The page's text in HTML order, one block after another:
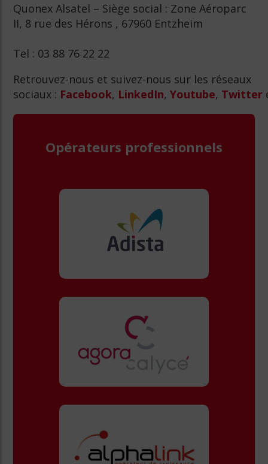
Quonex Alsatel – Siège social : Zone Aéroparc
II, 8 rue des Hérons , 67960 Entzheim
Tel : 03 88 76 22 22
Retrouvez-nous et suivez-nous sur les réseaux
sociaux : Facebook, LinkedIn,Youtube, Twitter
Opérateurs professionnels